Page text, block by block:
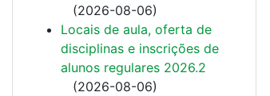
(2026-08-06)
Locais de aula, oferta de
disciplinas e inscrições de
alunos regulares 2026.2
(2026-08-06)